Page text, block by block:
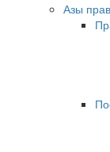
Азы